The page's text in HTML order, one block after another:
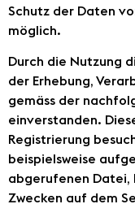
Schutz der Daten
möglich.
Durch die Nutzung
der Erhebung,
gemäss der
einverstanden.
Registrierung
beispielsweise
abgerufenen Datei,
Zwecken auf dem